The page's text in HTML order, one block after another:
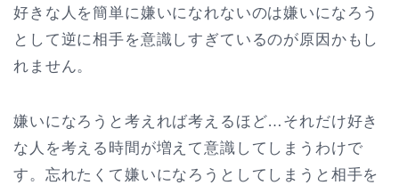
好きな人を簡単に嫌いになれないのは嫌いになろう
として逆に相手を意識しすぎているのが原因かもし
れません。
嫌いになろうと考えれば考えるほど…それだけ好き
な人を考える時間が増えて意識してしまうわけで
す。忘れたくて嫌いになろうとしてしまうと相手を